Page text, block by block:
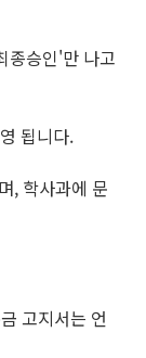
종승인'만 나고
됩니다.
, 학사과에 문
고지서는 언